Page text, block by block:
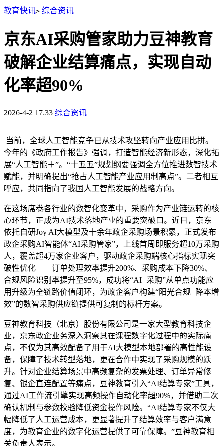
教育快讯> 综合资讯
京东AI采购管家助力豆神教育
破解企业结算痛点，实现自动
化率超90%
2026-4-2 17:33 综合资讯
当前，全球人工智能竞争已从技术攻坚转向产业应用比拼。
今年的《政府工作报告》强调，打造智能经济新形态，深化拓
展“人工智能＋”。“十五五”规划纲要强调全方位推进数智技术
赋能，并明确提出“抢占人工智能产业应用制高点”。二者相互
呼应，共同指向了我国人工智能发展的战略方向。
在这场席卷各行业的数智化变革中，采购作为产业链运转的核
心环节，正成为AI技术落地产业的重要突破口。近日，京东
依托自研Joy AI大模型及十余年政企采购场景积累，正式发布
政企采购AI智能体“AI采购管家”，上线首周即服务超10万采购
人，覆盖超4万家企业客户，驱动政企采购端核心指标实现突
破性优化——订单处理效率提升200%、采购成本下降30%、
合规风险识别率提升至95%，成功将“AI+采购”从单点功能应
用升级为全链路价值闭环，为政企客户构建“阳光合规+降本增
效”的数智采购供应链提供可复制的标杆方案。
豆神教育科技（北京）股份有限公司是一家大型教育科技企
业，京东政企业务深入洞察其在课程数字化过程中的实际痛
点，不仅为其高效配备了用于AI大模型本地部署的高性能设
备，保障了技术转型落地，更在合作中实现了采购规模的跃
升。针对企业结算场景中高频复杂的发票处理、订单异常修
复、银企直连配置等痛点，豆神教育引入“AI结算专家”工具，
通过AI工作流引擎实现高频操作自动化率超90%，并借助二次
确认机制与参数校验降低资金操作风险。“AI结算专家不仅大
幅降低了人工运营成本，更显著提升了结算效率与客户满意
度，为教育企业的数字化运营提供了可靠保障。”豆神教育相
关负责人表示。